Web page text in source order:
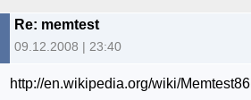
Re: memtest
09.12.2008 | 23:40
http://en.wikipedia.org/wiki/Memtest86